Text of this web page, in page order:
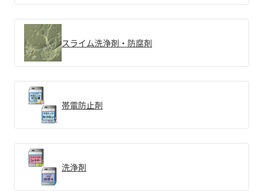
スライム洗浄剤・防腐剤
帯電防止剤
洗浄剤